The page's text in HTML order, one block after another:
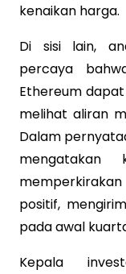
kenaikan harga.
Di sisi lain,
percaya
Ethereum
melihat aliran
Dalam
mengatakan
positif,
pada awal
Kepala